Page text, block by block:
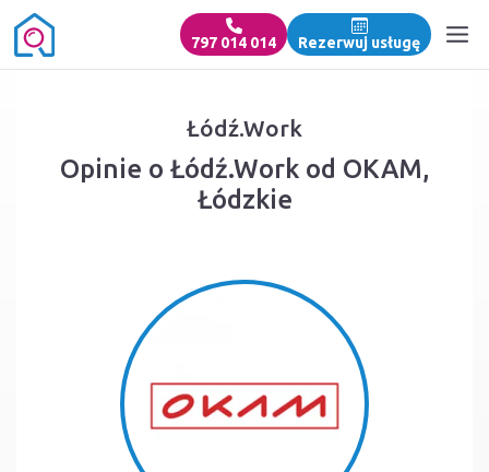
797 014 014 Rezerwuj usługę
Łódź.Work
Opinie o Łódź.Work od OKAM,
Łódzkie